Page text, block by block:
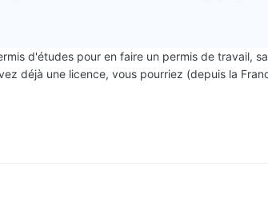
d'études pour en faire un permis de travail,
déjà une licence, vous pourriez (depuis la